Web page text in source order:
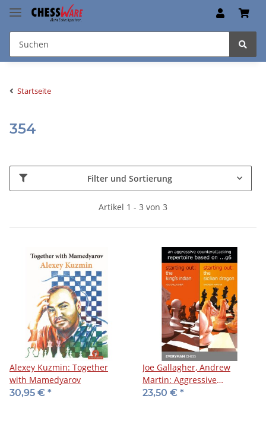
Startseite
354
Filter und Sortierung
Artikel 1 - 3 von 3
Alexey Kuzmin: Together
with Mamedyarov
30,95 € *
Joe Gallagher, Andrew
Martin: Aggressive
Counterattacking Repertoire
23,50 € *